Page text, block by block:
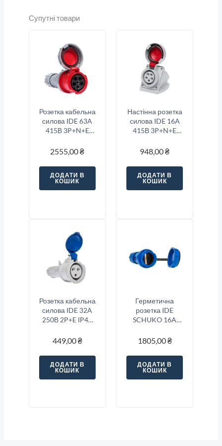
Супутні товари
Розетка кабельна
силова IDE 63A
415В 3P+N+E
2555,00₴
ДОДАТИ В
КОШИК
Настінна розетка
силова IDE 16A
415В 3P+N+E
948,00₴
ДОДАТИ В
КОШИК
Розетка кабельна
силова IDE 32A
250В 2P+E IP44
449,00₴
ДОДАТИ В
КОШИК
Герметична
розетка IDE
SCHUKO 16A
Синій
1805,00₴
ДОДАТИ В
КОШИК